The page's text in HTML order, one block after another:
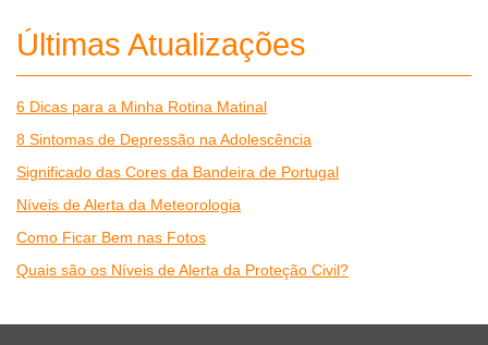
Últimas Atualizações
6 Dicas para a Minha Rotina Matinal
8 Sintomas de Depressão na Adolescência
Significado das Cores da Bandeira de Portugal
Níveis de Alerta da Meteorologia
Como Ficar Bem nas Fotos
Quais são os Níveis de Alerta da Proteção Civil?